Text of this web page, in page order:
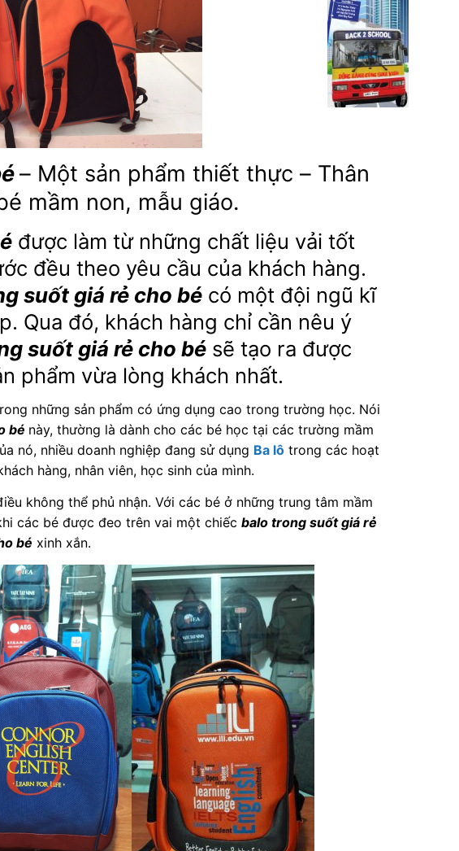
– Một sản phẩm thiết thực – Thân
mầm non, mẫu giáo.
được làm từ những chất liệu vải tốt
đều theo yêu cầu của khách hàng.
suốt giá rẻ cho bé có một đội ngũ kĩ
Qua đó, khách hàng chỉ cần nêu ý
suốt giá rẻ cho bésẽ tạo ra được
phẩm vừa lòng khách nhất.
những sản phẩm có ứng dụng cao trong trường học. Nói
bé này, thường là dành cho các bé học tại các trường mầm
nó, nhiều doanh nghiệp đang sử dụng Ba lô trong các hoạt
hàng, nhân viên, học sinh của mình.
không thể phủ nhận. Với các bé ở những trung tâm mầm
các bé được đeo trên vai một chiếc balo trong suốt giá rẻ
bé xinh xắn.